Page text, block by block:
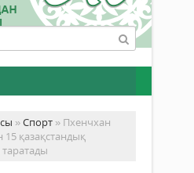
»Спорт » Пxенчxан
қазақстандық